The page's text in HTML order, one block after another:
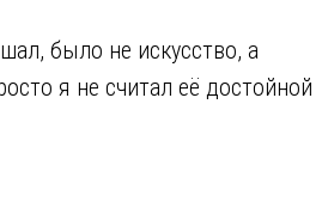
было не искусство, а
я не считал её достойной